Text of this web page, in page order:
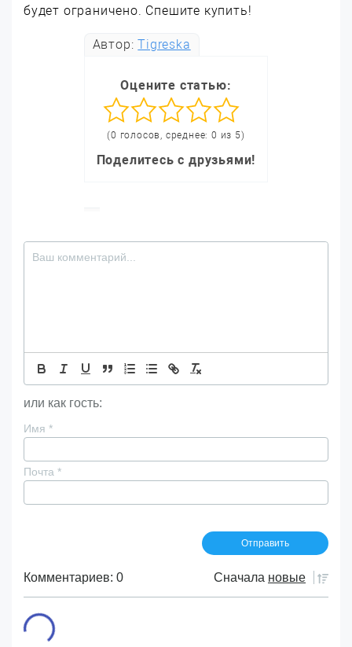
будет ограничено. Спешите купить!
Автор:Tigreska
Оцените статью:
(0 голосов, среднее: 0 из 5)
Поделитесь с друзьями!
или как гость:
Имя *
Почта *
Комментариев: 0 Сначала новые